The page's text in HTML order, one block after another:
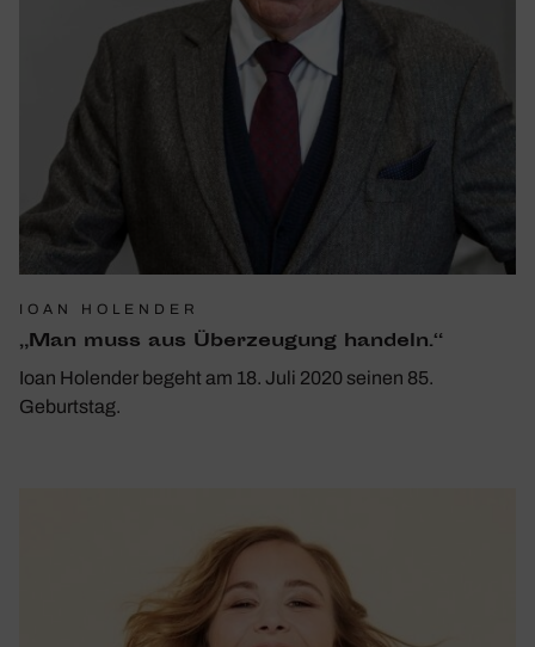
IOAN HOLENDER
„Man muss aus Über­zeu­gung handeln.“
Ioan Holender begeht am 18. Juli 2020 seinen 85.
Geburtstag.